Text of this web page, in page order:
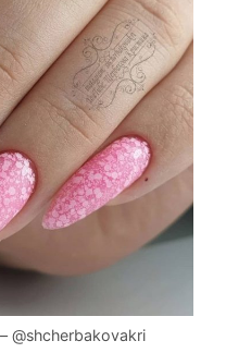
@shcherbakovakri